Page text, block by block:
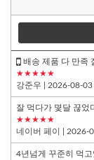
배송 제품 다 만족
★★★★★
강준우 | 2026-08-03
잘 먹다가 몇달 끊었
★★★★★
네이버 페이 | 2026-
4년넘게 꾸준히 먹고